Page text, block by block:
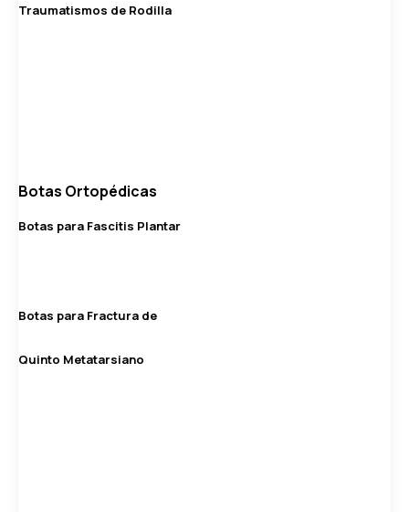
Traumatismos de Rodilla
Botas Ortopédicas
Botas para Fascitis Plantar
Botas para Fractura de
Quinto Metatarsiano